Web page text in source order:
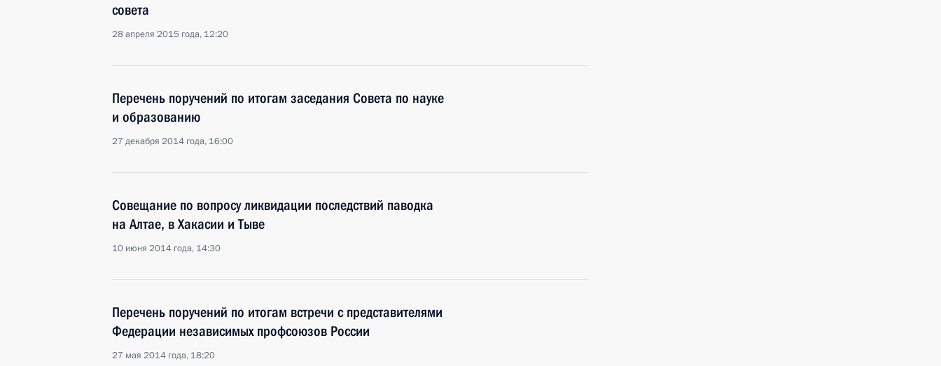
совета
28 апреля 2015 года, 12:20
Перечень поручений по итогам заседания Совета по науке
и образованию
27 декабря 2014 года, 16:00
Совещание по вопросу ликвидации последствий паводка
на Алтае, в Хакасии и Тыве
10 июня 2014 года, 14:30
Перечень поручений по итогам встречи с представителями
Федерации независимых профсоюзов России
27 мая 2014 года, 18:20